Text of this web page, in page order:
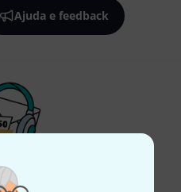
Ajuda e feedback
Thomann
em inglês e com um